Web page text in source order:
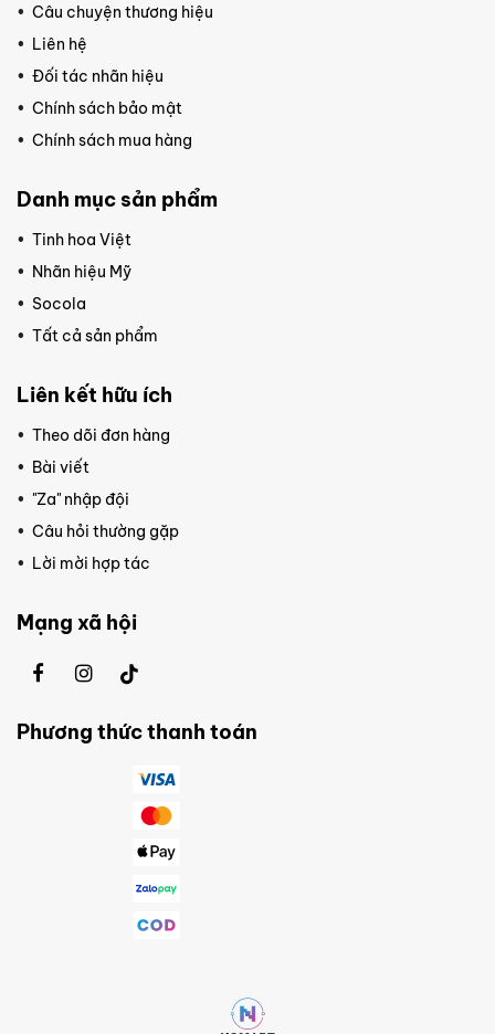
Câu chuyện thương hiệu
Liên hệ
Đối tác nhãn hiệu
Chính sách bảo mật
Chính sách mua hàng
Danh mục sản phẩm
Tinh hoa Việt
Nhãn hiệu Mỹ
Socola
Tất cả sản phẩm
Liên kết hữu ích
Theo dõi đơn hàng
Bài viết
"Za" nhập đội
Câu hỏi thường gặp
Lời mời hợp tác
Mạng xã hội
Phương thức thanh toán